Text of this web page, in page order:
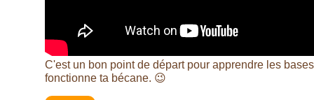
C'est un bon point de départ pour apprendre les
fonctionne ta bécane. 😉